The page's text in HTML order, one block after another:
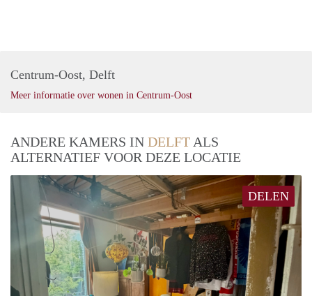
Centrum-Oost, Delft
Meer informatie over wonen in Centrum-Oost
ANDERE KAMERS IN DELFT ALS
ALTERNATIEF VOOR DEZE LOCATIE
DELEN